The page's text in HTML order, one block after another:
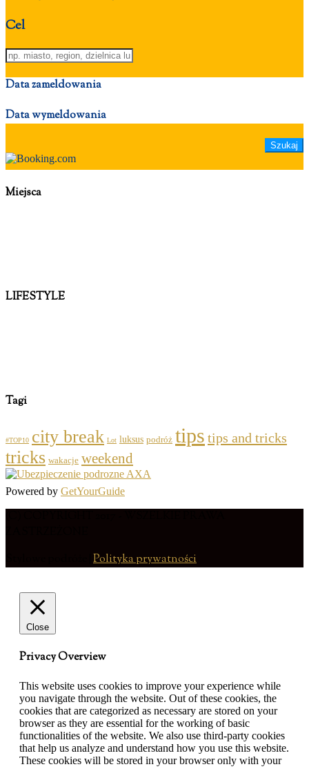
Cel
Data zameldowania
Data wymeldowania
Miejsca
LIFESTYLE
Tagi
#TOP10 city break Lot luksus podróż tips tips and tricks
tricks wakacje weekend
Powered by GetYourGuide
Polityka prywatności
Close
Privacy Overview
This website uses cookies to improve your experience while
you navigate through the website. Out of these cookies, the
cookies that are categorized as necessary are stored on your
browser as they are essential for the working of basic
functionalities of the website. We also use third-party cookies
that help us analyze and understand how you use this website.
These cookies will be stored in your browser only with your